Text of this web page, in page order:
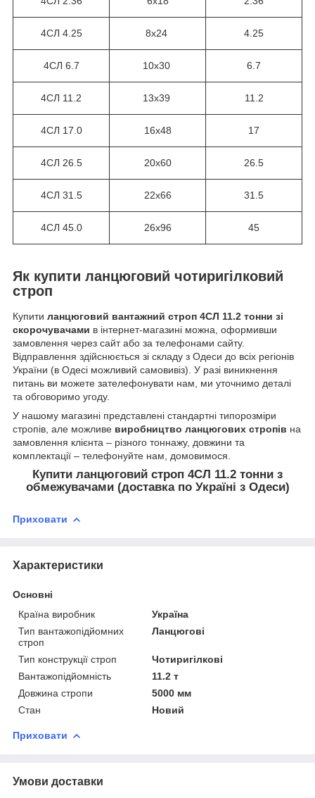
4СЛ 4.25 8х24 4.25
4СЛ 6.7 10х30 6.7
4СЛ 11.2 13х39 11.2
4СЛ 17.0 16х48 17
4СЛ 26.5 20х60 26.5
4СЛ 31.5 22х66 31.5
4СЛ 45.0 26х96 45
Як купити ланцюговий чотиригілковий
строп
Купити ланцюговий вантажний строп 4СЛ 11.2 тонни зі
скорочувачами в інтернет-магазині можна, оформивши
замовлення через сайт або за телефонами сайту.
Відправлення здійснюється зі складу з Одеси до всіх регіонів
України (в Одесі можливий самовивіз). У разі виникнення
питань ви можете зателефонувати нам, ми уточнимо деталі
та обговоримо угоду.
У нашому магазині представлені стандартні типорозміри
стропів, але можливе виробництво ланцюгових стропів на
замовлення клієнта – різного тоннажу, довжини та
комплектації – телефонуйте нам, домовимося.
Купити ланцюговий строп 4СЛ 11.2 тонни з
обмежувачами (доставка по Україні з Одеси)
Приховати
Характеристики
Основні
Країна виробник
Україна
Тип вантажопідйомних
строп
Ланцюгові
Тип конструкції строп
Чотиригілкові
Вантажопідйомність
11.2 т
Довжина стропи
5000 мм
Стан
Новий
Приховати
Умови доставки